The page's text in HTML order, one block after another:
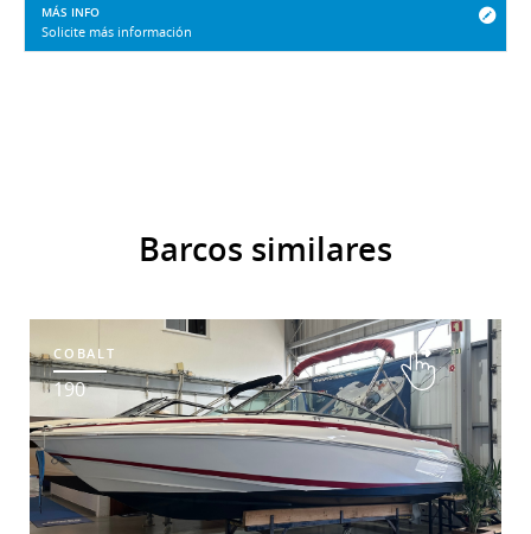
MÁS INFO
Solicite más información
Barcos similares
COBALT
190